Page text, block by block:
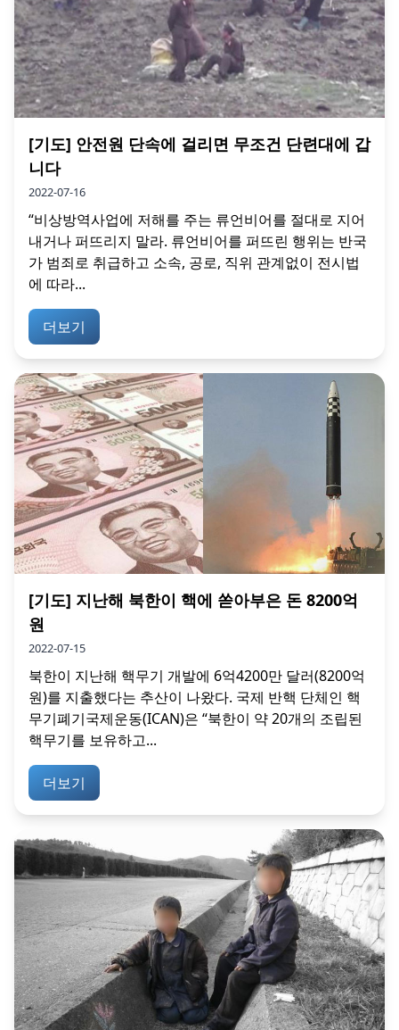
[기도] 안전원 단속에 걸리면 무조건 단련대에 갑
니다
2022-07-16
“비상방역사업에 저해를 주는 류언비어를 절대로 지어
내거나 퍼뜨리지 말라. 류언비어를 퍼뜨린 행위는 반국
가 범죄로 취급하고 소속, 공로, 직위 관계없이 전시법
에 따라...
더보기
[기도] 지난해 북한이 핵에 쏟아부은 돈 8200억
원
2022-07-15
북한이 지난해 핵무기 개발에 6억4200만 달러(8200억
원)를 지출했다는 추산이 나왔다. 국제 반핵 단체인 핵
무기폐기국제운동(ICAN)은 “북한이 약 20개의 조립된
핵무기를 보유하고...
더보기